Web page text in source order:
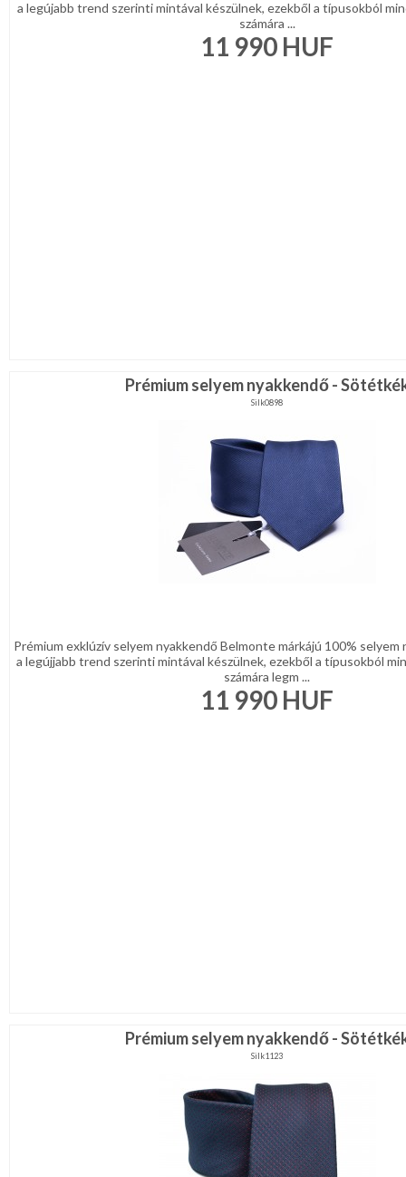
a legújabb trend szerinti mintával készülnek, ezekből a típusokból
számára ...
11 990 HUF
Prémium selyem nyakkendő -
Silk0898
Prémium exklúzív selyem nyakkendő Belmonte márkájú 100% selyem
a legújjabb trend szerinti mintával készülnek, ezekből a típusokból
számára legm ...
11 990 HUF
Prémium selyem nyakkendő -
Silk1123